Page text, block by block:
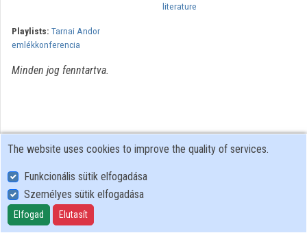
literature
Playlists: Tarnai Andor
emlékkonferencia
Minden jog fenntartva.
User Policy
Adatkezelési tájékoztató (en)
Cookie Policy
The website uses cookies to improve the quality of services.
Funkcionális sütik elfogadása
Személyes sütik elfogadása
Elfogad Elutasít